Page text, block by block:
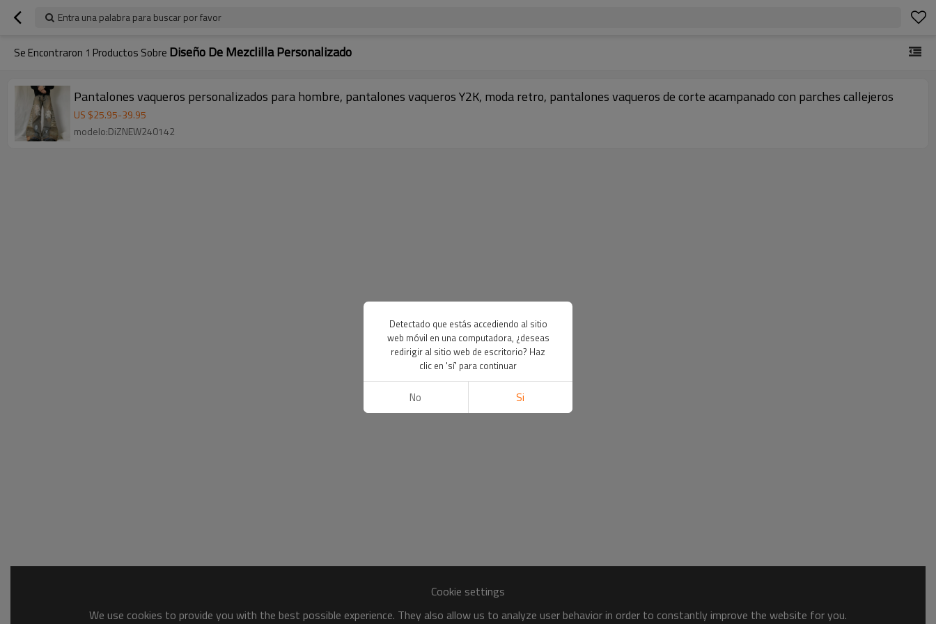
Entra una palabra para buscar por favor
Se Encontraron 1 Productos Sobre Diseño De Mezclilla Personalizado
Pantalones vaqueros personalizados para hombre, pantalones vaqueros Y2K, moda retro, pantalones vaqueros de corte acampanado con parches callejeros
US $25.95-39.95
modelo:DiZNEW240142
Cookie settings
We use cookies to provide you with the best possible experience. They also allow us to analyze user behavior in order to constantly improve the website for you.
Detectado que estás accediendo al sitio
web móvil en una computadora, ¿deseas
redirigir al sitio web de escritorio? Haz
clic en 'sí' para continuar
No Si